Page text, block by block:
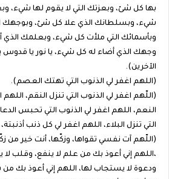
بها كل شئ، وبعزتك التي لا يقوم لها شيء،
شيء، وبسلطانك الذي علا كل شئ، وبوجهك
وبأسمائك التي ملأت كل شيء، وبعلمك الذي
وجهك الذي أضاء له كل شيء، يا نور يا قدوس يا
الآخرين).
(اللهم اغفر لي الذنوب التي تهتك العصم).
(اللّهم اغفر لي الذنوب التي تنزل النقم، اللهم
النعم، اللهم اغفر لي الذنوب التي تحبس
التي تنزل البلاء، اللهم اغفر لي كل ذنب
(اللّهم آت نفسي تقواها، وزكّها، أنت خير من
،اللهم إني أعوذ بك من علم لا ينفع، وقلب
ودعوة لا يستجاب لها، اللهم إني أعوذ بك